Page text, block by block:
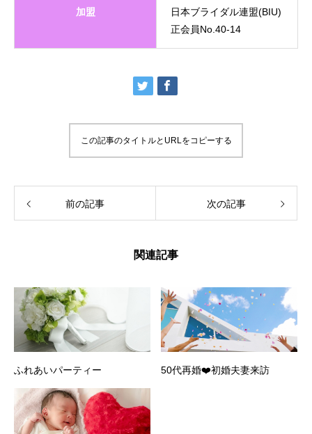
加盟
日本ブライダル連盟(BIU)
正会員No.40-14
この記事のタイトルとURLをコピーする
前の記事 次の記事
関連記事
ふれあいパーティー 50代再婚❤️初婚夫妻来訪